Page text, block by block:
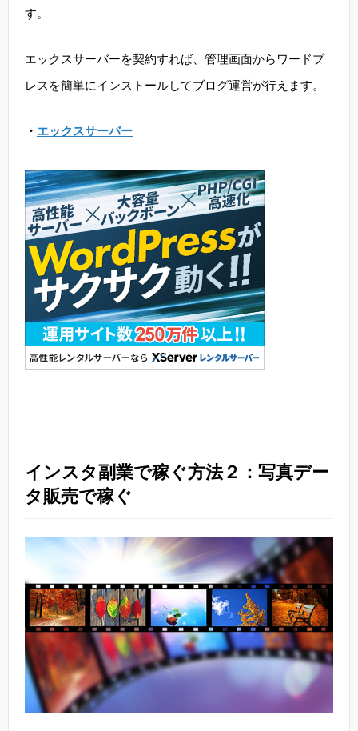
す。
エックスサーバーを契約すれば、管理画面からワードプ
レスを簡単にインストールしてブログ運営が行えます。
・ エックスサーバー
インスタ副業で稼ぐ方法２：写真デー
タ販売で稼ぐ